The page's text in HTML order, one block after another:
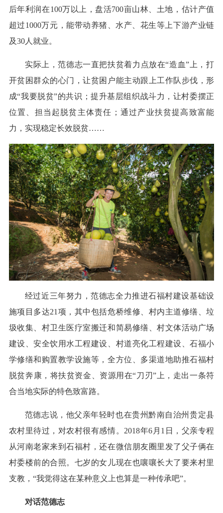
后年利润在100万以上，盘活700亩山林、土地，估计产值
超过1000万元，能带动养猪、水产、花生等上下游产业链
及30人就业。
实际上，范德志一直把扶贫着力点放在“造血”上，打
开贫困群众的心门，让贫困户能主动跟上工作队步伐，形
成“我要脱贫”的共识；提升基层组织战斗力，让村委摆正
位置、担当起脱贫主体责任；通过产业扶贫提高致富能
力，实现稳定长效脱贫……
经过近三年努力，范德志全力推进石福村建设基础设
施项目多达21项，其中包括危桥维修、村内主道修缮、垃
圾收集、村卫生医疗室搬迁和简易修缮、村文体活动广场
建设、安全饮用水工程建设、村道亮化工程建设、石福小
学修缮和购置教学设施等，全方位、多渠道地助推石福村
脱贫奔康，将扶贫资金、资源用在“刀刃”上，走出一条符
合当地实际的特色致富路。
范德志说，他父亲年轻时也在贵州黔南自治州贵定县
农村里待过，对农村很有感情。2018年6月1日，父亲专程
从河南老家来到石福村，还在微信朋友圈里发了父子俩在
村委楼前的合照。七岁的女儿现在也嚷嚷长大了要来村里
支教，“我觉得这在某种意义上也算是一种传承吧”。
对话范德志